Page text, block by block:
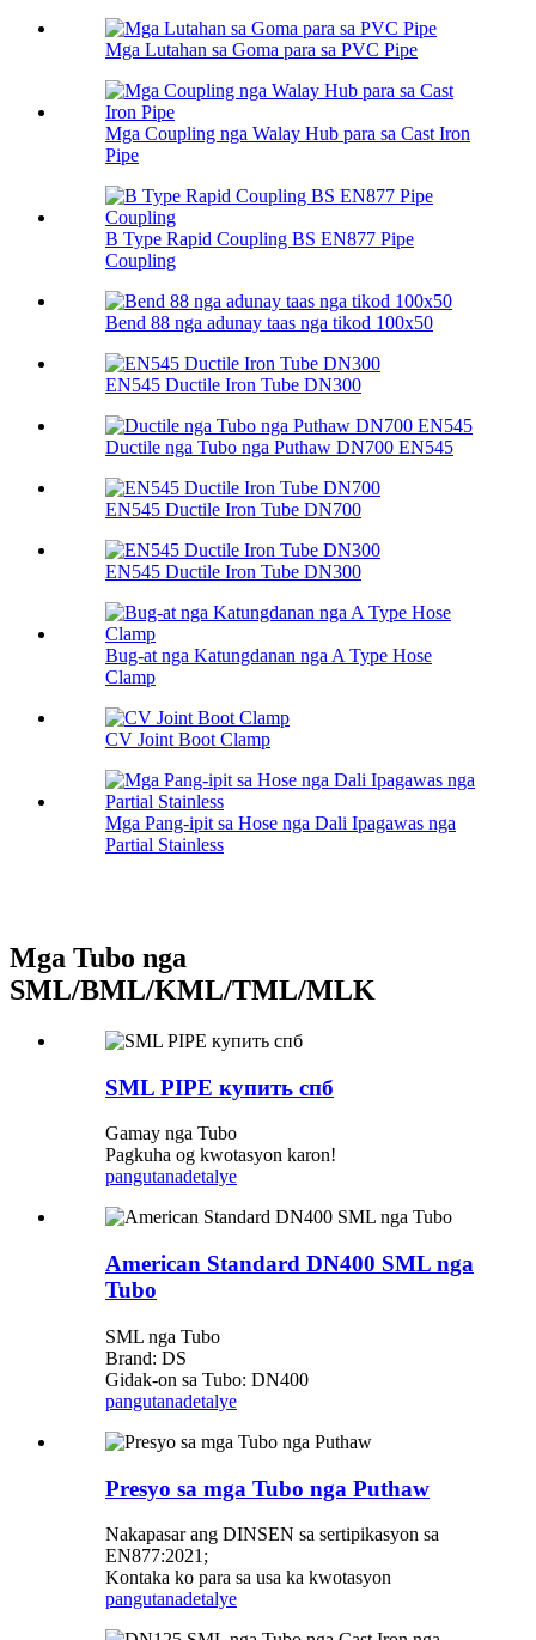
Mga Lutahan sa Goma para sa PVC Pipe
Mga Coupling nga Walay Hub para sa Cast Iron
Pipe
B Type Rapid Coupling BS EN877 Pipe
Coupling
Bend 88 nga adunay taas nga tikod 100х50
EN545 Ductile Iron Tube DN300
Ductile nga Tubo nga Puthaw DN700 EN545
EN545 Ductile Iron Tube DN700
EN545 Ductile Iron Tube DN300
Bug-at nga Katungdanan nga A Type Hose
Clamp
CV Joint Boot Clamp
Mga Pang-ipit sa Hose nga Dali Ipagawas nga
Partial Stainless
Mga Tubo nga
SML/BML/KML/TML/MLK
SML PIPE купить спб​
Gamay nga Tubo
Pagkuha og kwotasyon karon!
pangutanadetalye
American Standard DN400 SML nga
Tubo
SML nga Tubo
Brand: DS
Gidak-on sa Tubo: DN400
pangutanadetalye
Presyo sa mga Tubo nga Puthaw
Nakapasar ang DINSEN sa sertipikasyon sa
EN877:2021;
Kontaka ko para sa usa ka kwotasyon
pangutanadetalye